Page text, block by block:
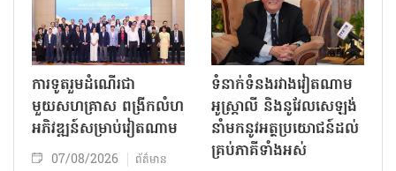
ការទូតរួមដំណើរជា
មួយសហគ្រាស ពង្រីកលំហ
អភិវឌ្ឍន៍សម្រាប់វៀតណាម
07/08/2026 ព័ត៌មាន
ទំនាក់ទំនងរវាងវៀតណាម
អូស្ត្រាលី និងនូវែលសេឡង់
នាំមកនូវអត្ថប្រយោជន៍ដល់
គ្រប់ភាគីទាំងអស់